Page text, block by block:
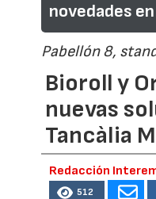
novedades
Pabellón 8,
Bioroll y
nuevas
Tancàlia
Redacción
512